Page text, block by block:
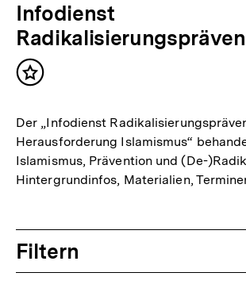
Infodienst
Inhalt
Der „Infodienst
Herausforderung Islamismus“
Islamismus, Prävention und (De-
Hintergrundinfos, Materialien,
Filtern